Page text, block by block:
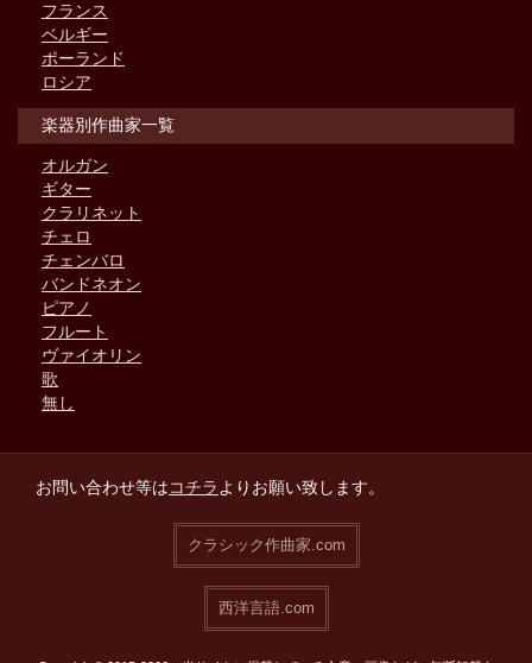
フランス
ベルギー
ポーランド
ロシア
楽器別作曲家一覧
オルガン
ギター
クラリネット
チェロ
チェンバロ
バンドネオン
ピアノ
フルート
ヴァイオリン
歌
無し
お問い合わせ等はコチラよりお願い致します。
クラシック作曲家.com
西洋言語.com